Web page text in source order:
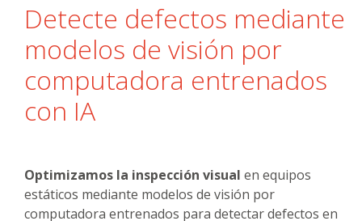
Detecte defectos mediante
modelos de visión por
computadora entrenados
con IA
Optimizamos la inspección visual en equipos
estáticos mediante modelos de visión por
computadora entrenados para detectar defectos en